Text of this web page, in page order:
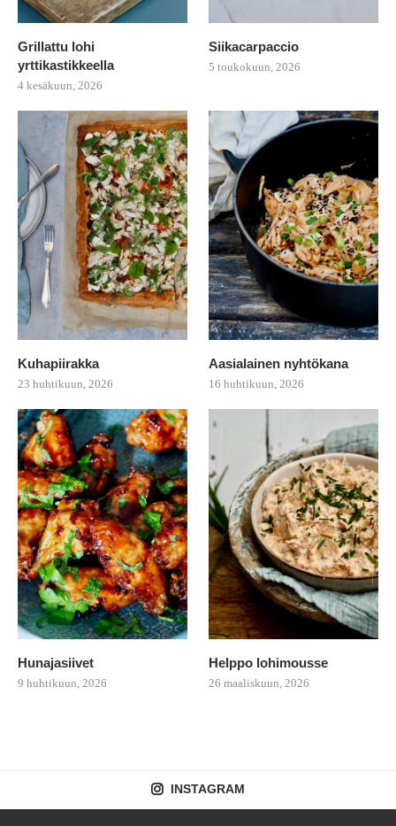
Grillattu lohi
yrttikastikkeella
4 kesäkuun, 2026
Siikacarpaccio
5 toukokuun, 2026
Kuhapiirakka
23 huhtikuun, 2026
Aasialainen nyhtökana
16 huhtikuun, 2026
Hunajasiivet
9 huhtikuun, 2026
Helppo lohimousse
26 maaliskuun, 2026
INSTAGRAM